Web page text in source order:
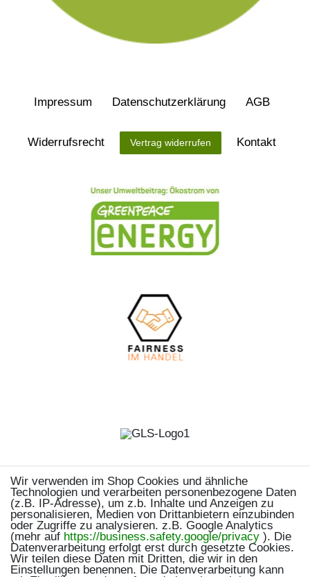
Impressum Daten­schutz­erklärung AGB
Widerrufs­recht Vertrag widerrufen Kontakt
Wir verwenden im Shop Cookies und ähnliche
Technologien und verarbeiten personenbezogene Daten
(z.B. IP-Adresse), um z.b. Inhalte und Anzeigen zu
personalisieren, Medien von Drittanbietern einzubinden
oder Zugriffe zu analysieren. z.B. Google Analytics
(mehr auf https://business.safety.google/privacy ). Die
Datenverarbeitung erfolgt erst durch gesetzte Cookies.
Wir teilen diese Daten mit Dritten, die wir in den
Einstellungen benennen. Die Datenverarbeitung kann